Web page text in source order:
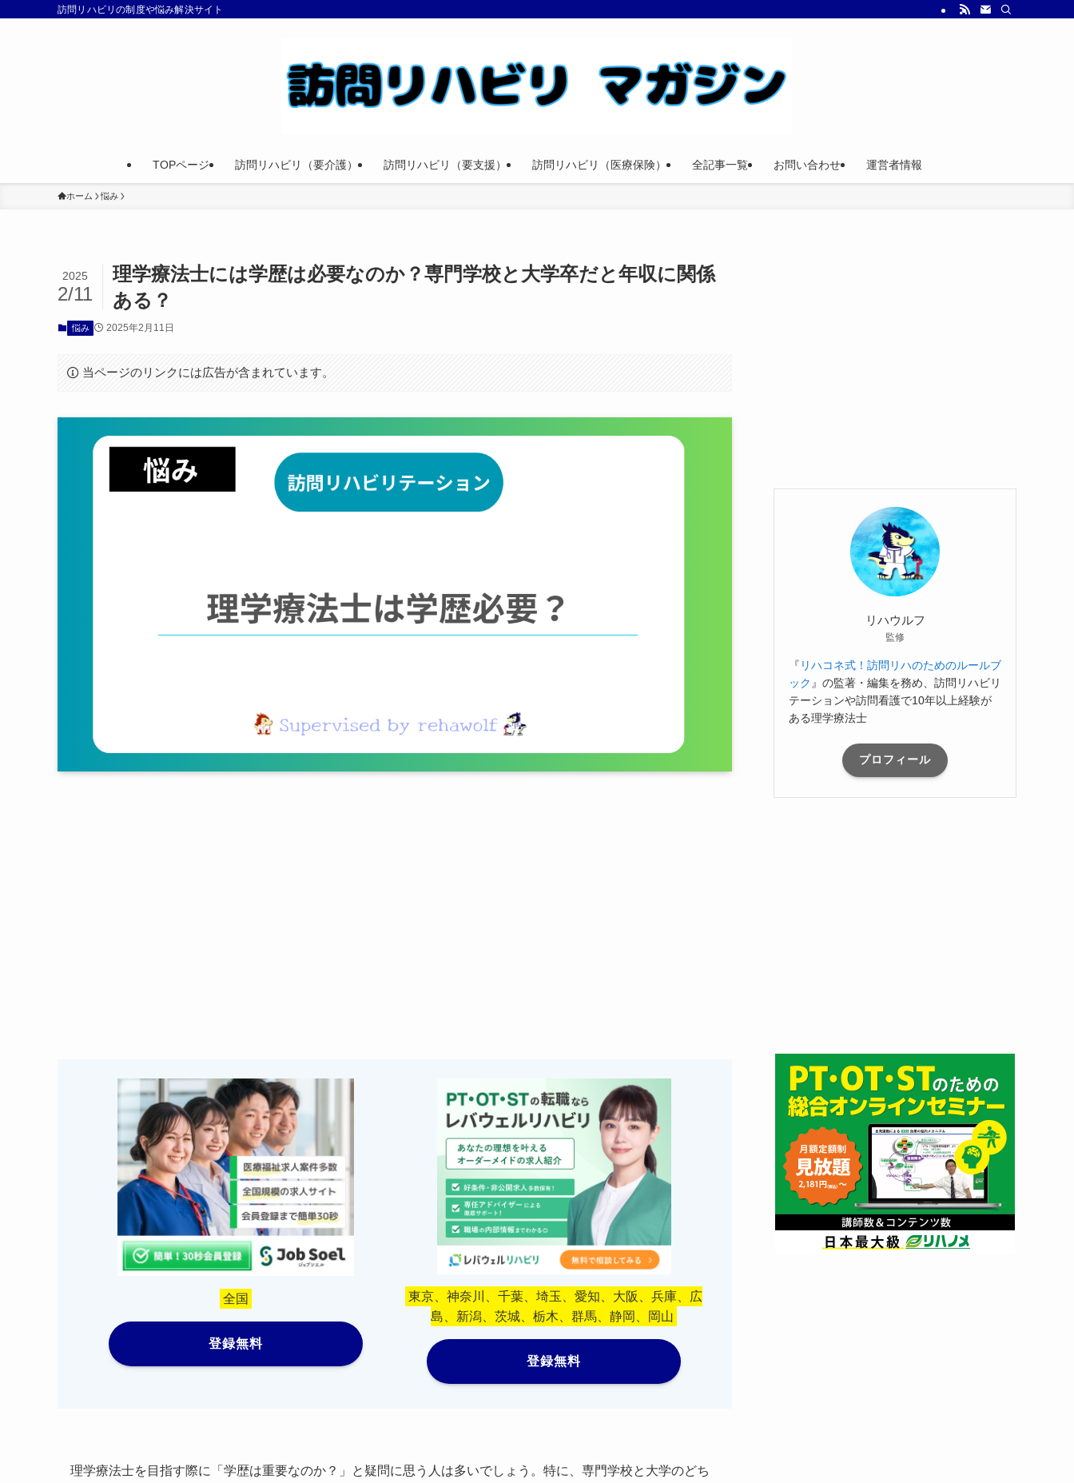
訪問リハビリの制度や悩み解決サイト
TOPページ 訪問リハビリ（要介護） 訪問リハビリ（要支援） 訪問リハビリ（医療保険） 全記事一覧 お問い合わせ 運営者情報
ホーム 悩み
理学療法士には学歴は必要なのか？専門学校と大学卒だと年収に関係
ある？
2025
2/11
悩み 2025年2月11日
当ページのリンクには広告が含まれています。
全国
登録無料
東京、神奈川、千葉、埼玉、愛知、大阪、兵庫、広
島、新潟、茨城、栃木、群馬、静岡、岡山
登録無料
理学療法士を目指す際に「学歴は重要なのか？」と疑問に思う人は多いでしょう。特に、専門学校と大学のどち
リハウルフ
監修
『 リハコネ式！訪問リハのためのルールブ
ック 』の監著・編集を務め、訪問リハビリ
テーションや訪問看護で10年以上経験が
ある理学療法士
プロフィール